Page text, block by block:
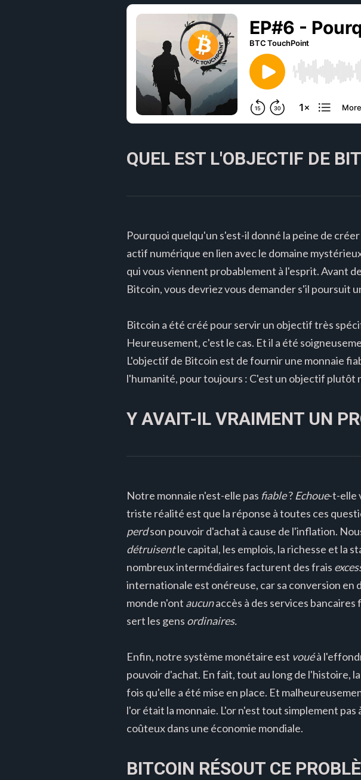
QUEL EST L'OBJECTIF DE
Pourquoi quelqu'un s'est-il donné la peine de
actif numérique en lien avec le domaine
qui vous viennent probablement à l'esprit. Avant
Bitcoin, vous devriez vous demander s'il poursuit
Bitcoin a été créé pour servir un objectif très
Heureusement, c'est le cas. Et il a été
L'objectif de Bitcoin est de fournir une monnaie
l'humanité, pour toujours : C'est un objectif plutôt
Y AVAIT-IL VRAIMENT UN
Notre monnaie n'est-elle pas fiable? Echoue-t-elle
triste réalité est que la réponse à toutes ces
perdson pouvoir d'achat à cause de l'inflation.
détruisentle capital, les emplois, la richesse et la
nombreux intermédiaires facturent des frais
internationale est onéreuse, car sa conversion en
monde n'ont aucunaccès à des services
sert les gens ordinaires.
Enfin, notre système monétaire est vouéà
pouvoir d'achat. En fait, tout au long de l'histoire,
fois qu'elle a été mise en place. Et
l'or était la monnaie. L'or n'est tout simplement
coûteux dans une économie mondiale.
BITCOIN RÉSOUT CE